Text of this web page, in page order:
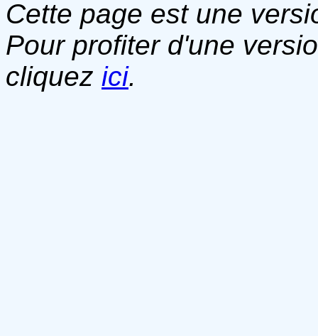
Cette page est une
Pour profiter d'une
cliquez ici.